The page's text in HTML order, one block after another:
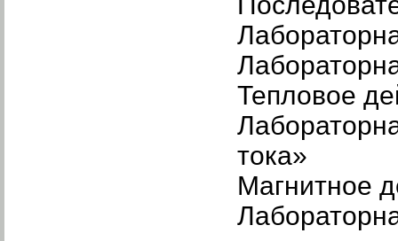
Тепловое
тока»
Магнитное